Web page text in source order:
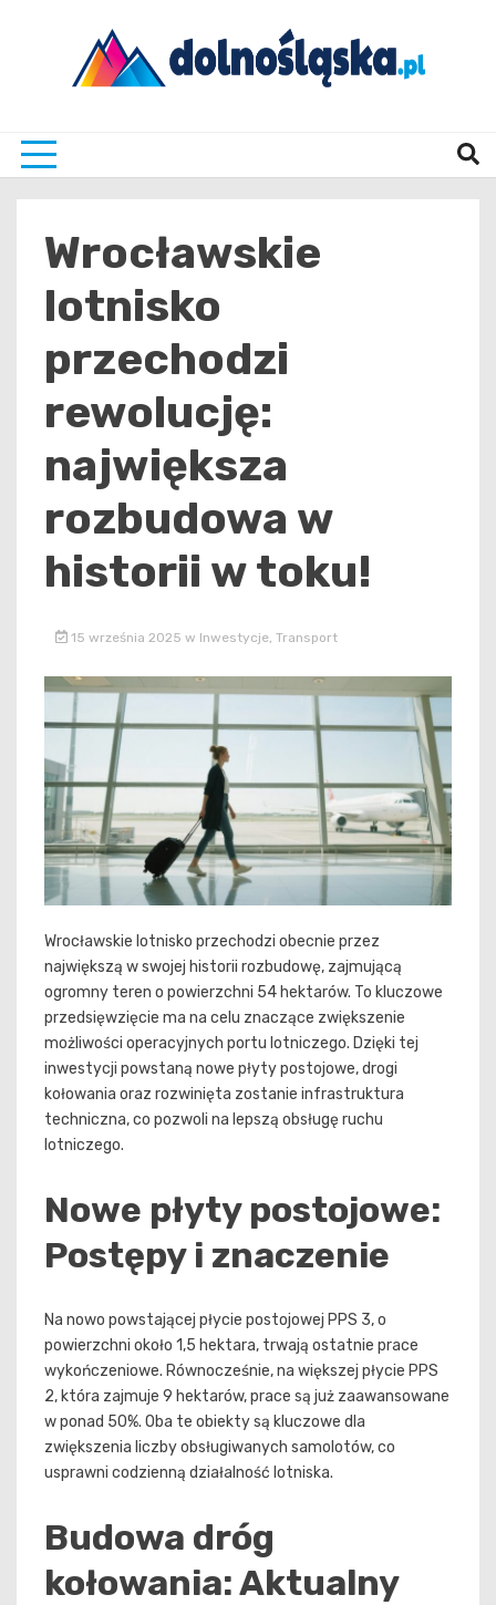
Wrocławskie
lotnisko
przechodzi
rewolucję:
największa
rozbudowa w
historii w toku!
15 września 2025 w Inwestycje, Transport
Wrocławskie lotnisko przechodzi obecnie przez
największą w swojej historii rozbudowę, zajmującą
ogromny teren o powierzchni 54 hektarów. To kluczowe
przedsięwzięcie ma na celu znaczące zwiększenie
możliwości operacyjnych portu lotniczego. Dzięki tej
inwestycji powstaną nowe płyty postojowe, drogi
kołowania oraz rozwinięta zostanie infrastruktura
techniczna, co pozwoli na lepszą obsługę ruchu
lotniczego.
Nowe płyty postojowe:
Postępy i znaczenie
Na nowo powstającej płycie postojowej PPS 3, o
powierzchni około 1,5 hektara, trwają ostatnie prace
wykończeniowe. Równocześnie, na większej płycie PPS
2, która zajmuje 9 hektarów, prace są już zaawansowane
w ponad 50%. Oba te obiekty są kluczowe dla
zwiększenia liczby obsługiwanych samolotów, co
usprawni codzienną działalność lotniska.
Budowa dróg
kołowania: Aktualny